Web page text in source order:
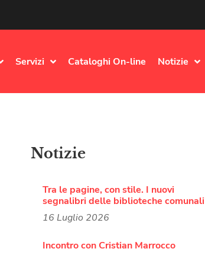
Servizi Cataloghi On-line Notizie
Notizie
Tra le pagine, con stile. I nuovi
segnalibri delle biblioteche comunali
16 Luglio 2026
Incontro con Cristian Marrocco